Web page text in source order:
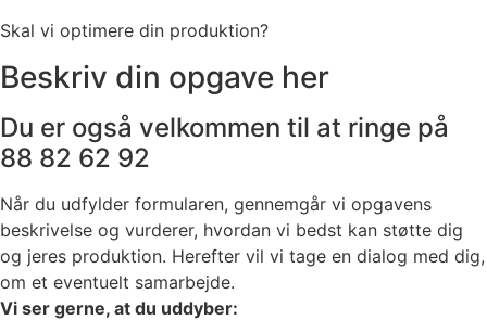
Skal vi optimere din produktion?
Beskriv din opgave her
Du er også velkommen til at ringe på
88 82 62 92
Når du udfylder formularen, gennemgår vi opgavens
beskrivelse og vurderer, hvordan vi bedst kan støtte dig
og jeres produktion. Herefter vil vi tage en dialog med dig,
om et eventuelt samarbejde.​
Vi ser gerne, at du uddyber: